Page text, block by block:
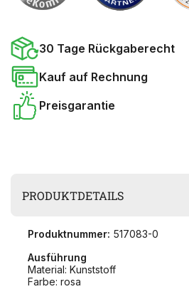
30 Tage Rückgaberecht
Kauf auf Rechnung
Preisgarantie
PRODUKTDETAILS
Produktnummer: 517083-0
Ausführung
Material: Kunststoff
Farbe: rosa